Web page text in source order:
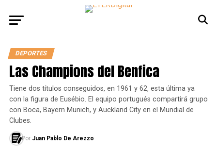
DEPORTES
Las Champions del Benfica
Tiene dos títulos conseguidos, en 1961 y 62, esta última ya
con la figura de Eusébio. El equipo portugués compartirá grupo
con Boca, Bayern Munich, y Auckland City en el Mundial de
Clubes.
Por Juan Pablo De Arezzo